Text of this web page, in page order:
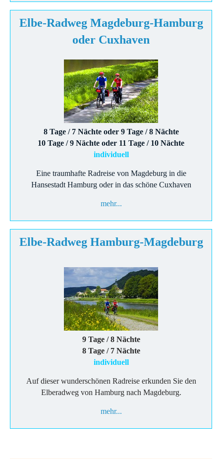
Elbe-Radweg Magdeburg-Hamburg
oder Cuxhaven
8 Tage / 7 Nächte oder 9 Tage / 8 Nächte
10 Tage / 9 Nächte oder 11 Tage / 10 Nächte
individuell
Eine traumhafte Radreise von Magdeburg in die
Hansestadt Hamburg oder in das schöne Cuxhaven
mehr...
Elbe-Radweg Hamburg-Magdeburg
9 Tage / 8 Nächte
8 Tage / 7 Nächte
individuell
Auf dieser wunderschönen Radreise erkunden Sie den
Elberadweg von Hamburg nach Magdeburg.
mehr...